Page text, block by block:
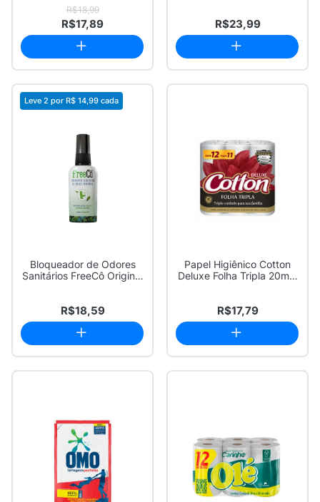
R$18,99
R$17,89 R$23,99
Leve 2 por R$ 14,99 cada
Bloqueador de Odores
Sanitários FreeCô Original
R$18,59
Papel Higiênico Cotton
Deluxe Folha Tripla 20m x
R$17,79